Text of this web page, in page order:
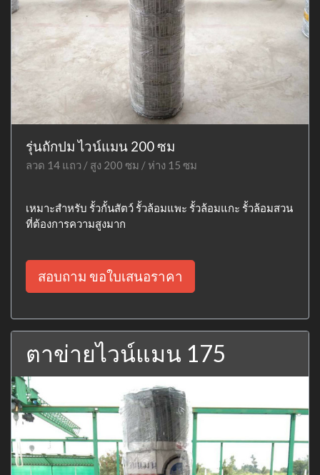
รุ่นถักปม ไวน์แมน 200 ซม
ลวด 14 แถว / สูง 200 ซม / ห่าง 15 ซม
เหมาะสำหรับ รั้วกั้นสัตว์ รั้วล้อมแพะ รั้วล้อมแกะ รั้วล้อมสวน
ที่ต้องการความสูงมาก
สอบถาม ขอใบเสนอราคา
ตาข่ายไวน์แมน 175